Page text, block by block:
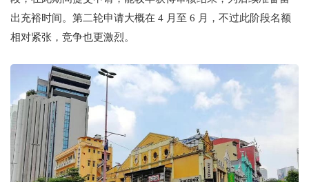
出充裕时间。第二轮申请大概在 4 月至 6 月，不过此阶段名额
相对紧张，竞争也更激烈。